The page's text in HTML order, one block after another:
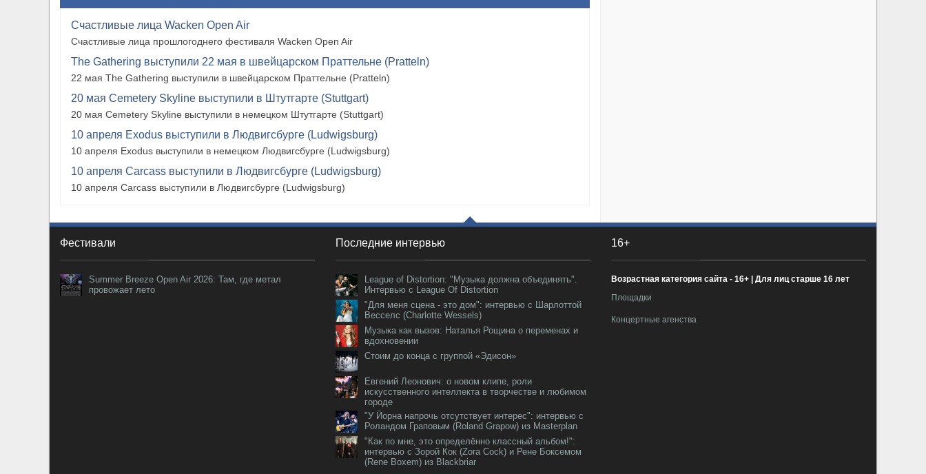
Счастливые лица Wacken Open Air
Счастливые лица прошлогоднего фестиваля Wacken Open Air
The Gathering выступили 22 мая в швейцарском Праттельне (Pratteln)
22 мая The Gathering выступили в швейцарском Праттельне (Pratteln)
20 мая Cemetery Skyline выступили в Штутгарте (Stuttgart)
20 мая Cemetery Skyline выступили в немецком Штутгарте (Stuttgart)
10 апреля Exodus выступили в Людвигсбурге (Ludwigsburg)
10 апреля Exodus выступили в немецком Людвигсбурге (Ludwigsburg)
10 апреля Carcass выступили в Людвигсбурге (Ludwigsburg)
10 апреля Carcass выступили в Людвигсбурге (Ludwigsburg)
Фестивали
Summer Breeze Open Air 2026: Там, где метал
провожает лето
Последние интервью
League of Distortion: "Музыка должна объединять".
Интервью с League Of Distortion
"Для меня сцена - это дом": интервью с Шарлоттой
Весселс (Charlotte Wessels)
Музыка как вызов: Наталья Рощина о переменах и
вдохновении
Стоим до конца с группой «Эдисон»
Евгений Леонович: о новом клипе, роли
искусственного интеллекта в творчестве и любимом
городе
"У Йорна напрочь отсутствует интерес": интервью с
Роландом Граповым (Roland Grapow) из Masterplan
"Как по мне, это определённо классный альбом!":
интервью с Зорой Кок (Zora Cock) и Рене Боксемом
(Rene Boxem) из Blackbriar
16+
Возрастная категория сайта - 16+ | Для лиц старше 16 лет
Площадки
Концертные агенства